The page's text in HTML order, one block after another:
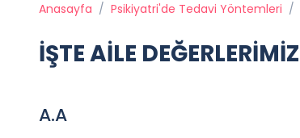
Anasayfa / Psikiyatri'de Tedavi Yöntemleri /
İŞTE AİLE DEĞERLERİMİZ
A.A